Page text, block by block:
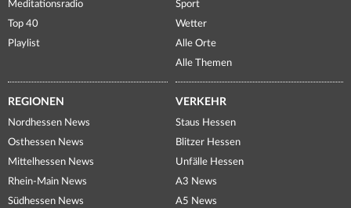
Meditationsradio
Top 40
Playlist
Sport
Wetter
Alle Orte
Alle Themen
REGIONEN
Nordhessen News
Osthessen News
Mittelhessen News
Rhein-Main News
Südhessen News
VERKEHR
Staus Hessen
Blitzer Hessen
Unfälle Hessen
A3 News
A5 News